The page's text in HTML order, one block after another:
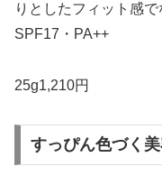
りとしたフィット感
SPF17・PA++
25g1,210円
すっぴん色づく